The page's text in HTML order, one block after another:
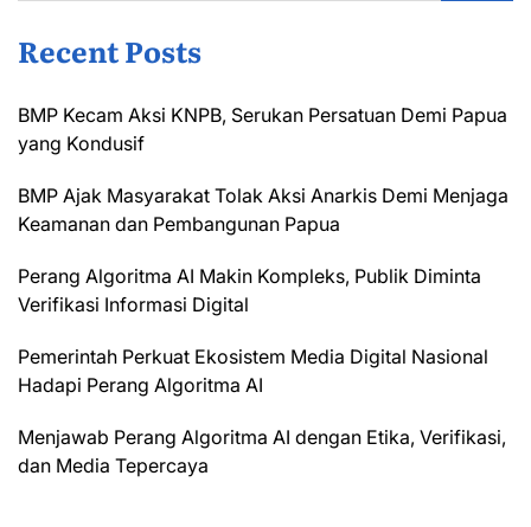
Recent Posts
BMP Kecam Aksi KNPB, Serukan Persatuan Demi Papua
yang Kondusif
BMP Ajak Masyarakat Tolak Aksi Anarkis Demi Menjaga
Keamanan dan Pembangunan Papua
Perang Algoritma AI Makin Kompleks, Publik Diminta
Verifikasi Informasi Digital
Pemerintah Perkuat Ekosistem Media Digital Nasional
Hadapi Perang Algoritma AI
Menjawab Perang Algoritma AI dengan Etika, Verifikasi,
dan Media Tepercaya